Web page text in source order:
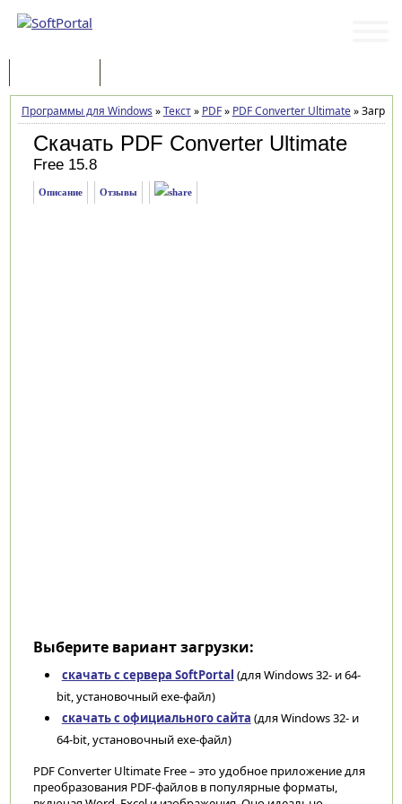
Программы для Windows »Текст» PDF» PDF Converter Ultimate»
Скачать PDF Converter Ultimate
Free 15.8
Описание Отзывы
Выберите вариант загрузки:
скачать с сервера SoftPortal (для Windows 32- и 64-
bit, установочный exe-файл)
скачать с официального сайта (для Windows 32- и
64-bit, установочный exe-файл)
PDF Converter Ultimate Free – это удобное приложение для
преобразования PDF-файлов в популярные форматы,